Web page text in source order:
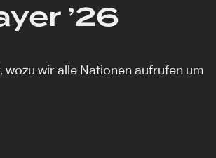
’26
wir alle Nationen aufrufen um